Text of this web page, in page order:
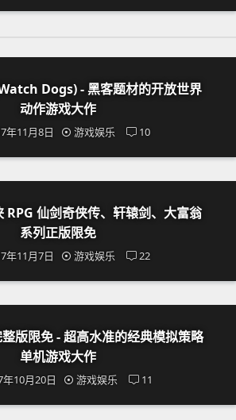
Dogs) - 黑客题材的开放世界
动作游戏大作
年11月8日 游戏娱乐 10
RPG 仙剑奇侠传、轩辕剑、大富翁
系列正版限免
年11月7日 游戏娱乐 22
版限免 - 超高水准的经典模拟策略
单机游戏大作
年10月20日 游戏娱乐 11